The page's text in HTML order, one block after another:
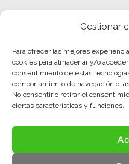
Gestionar
Para ofrecer las mejores
cookies para almacenar y/o
consentimiento de estas
comportamiento de navegación o
No consentir o retirar el
ciertas características y funciones.